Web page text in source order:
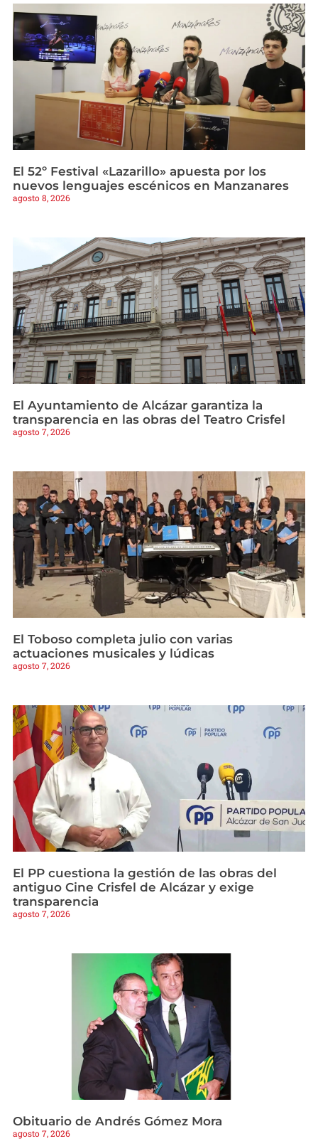
El 52º Festival «Lazarillo» apuesta por los
nuevos lenguajes escénicos en Manzanares
agosto 8, 2026
El Ayuntamiento de Alcázar garantiza la
transparencia en las obras del Teatro Crisfel
agosto 7, 2026
El Toboso completa julio con varias
actuaciones musicales y lúdicas
agosto 7, 2026
El PP cuestiona la gestión de las obras del
antiguo Cine Crisfel de Alcázar y exige
transparencia
agosto 7, 2026
Obituario de Andrés Gómez Mora
agosto 7, 2026